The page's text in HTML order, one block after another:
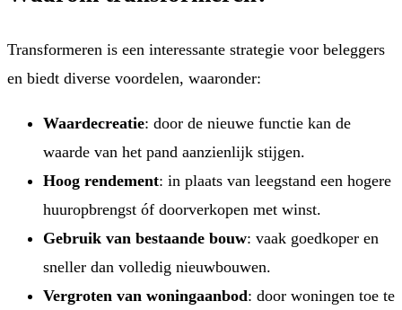
Transformeren is een interessante strategie voor beleggers
en biedt diverse voordelen, waaronder:
Waardecreatie: door de nieuwe functie kan de
waarde van het pand aanzienlijk stijgen.
Hoog rendement: in plaats van leegstand een hogere
huuropbrengst óf doorverkopen met winst.
Gebruik van bestaande bouw: vaak goedkoper en
sneller dan volledig nieuwbouwen.
Vergroten van woningaanbod: door woningen toe te